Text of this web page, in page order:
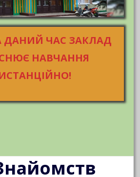
ДАНИЙ ЧАС ЗАКЛАД
НАВЧАННЯ